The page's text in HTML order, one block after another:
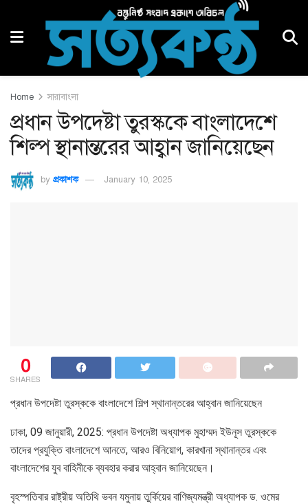
Home সারাবাংলা
প্রধান উপদেষ্টা তুরস্ককে বাংলাদেশে
শিল্প স্থানান্তরের আহ্বান জানিয়েছেন
by প্রকাশক January 10, 2025
0
SHARES
প্রধান উপদেষ্টা তুরস্ককে বাংলাদেশে শিল্প স্থানান্তরের আহ্বান জানিয়েছেন
ঢাকা, 09 জানুয়ারী, 2025: প্রধান উপদেষ্টা অধ্যাপক মুহাম্মদ ইউনূস তুরস্ককে
তাদের প্রযুক্তি বাংলাদেশে আনতে, আরও বিনিয়োগ, কারখানা স্থানান্তর এবং
বাংলাদেশের যুব বাহিনীকে ব্যবহার করার আহ্বান জানিয়েছেন।
বৃহস্পতিবার রাষ্ট্রীয় অতিথি ভবন যমুনায় তুর্কিয়ের বাণিজ্যমন্ত্রী অধ্যাপক ড. ওমের